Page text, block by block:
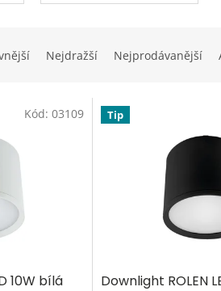
Nejdražší Nejprodávanější
10W bílá
Kód: 03109 Tip
Downlight ROLEN